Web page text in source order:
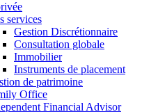
services
Gestion Discrétionnaire
Consultation globale
Immobilier
Instruments de placement
de patrimoine
Office
Financial Advisor